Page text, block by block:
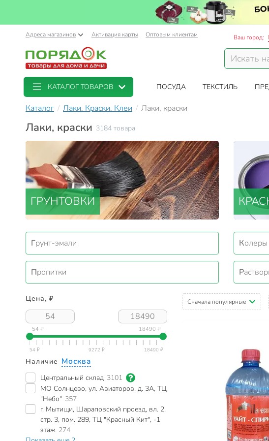
Адреса магазинов Активация карты Оптовым клиентам Ваш город:
КАТАЛОГ ТОВАРОВ ПОСУДА ТЕКСТИЛЬ
Каталог Лаки. Краски. Клеи Лаки, краски
Лаки, краски 3184 товара
ГРУНТОВКИ
Грунт-эмали Колеры
Пропитки
Цена, ₽
54 ₽ 18490 ₽
Наличие Москва
Центральный склад 3101
МО Солнцево, ул. Авиаторов, д. 3А, ТЦ
"Небо" 357
г. Мытищи, Шараповский проезд, вл. 2,
стр. 3, пом. 289, ТЦ "Красный Кит", -1
этаж 274
Сначала популярные